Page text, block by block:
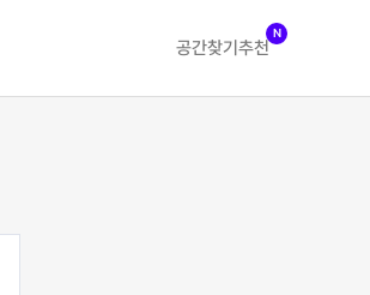
공간찾기 추천
N